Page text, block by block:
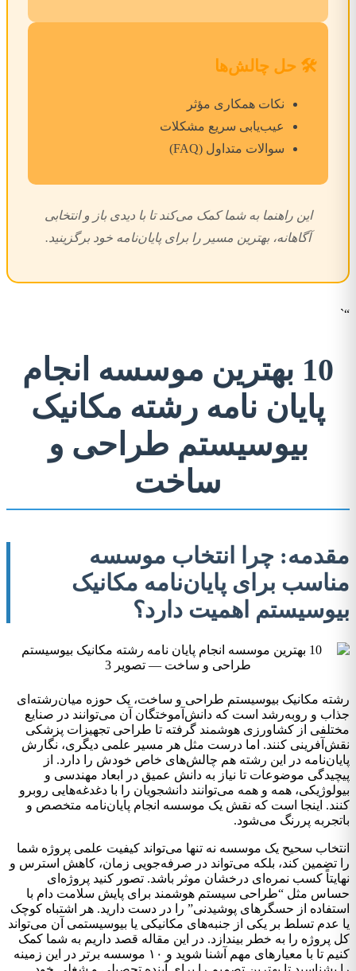
🛠️ حل چالش‌ها
نکات همکاری مؤثر
عیب‌یابی سریع مشکلات
سوالات متداول (FAQ)
این راهنما به شما کمک می‌کند تا با دیدی باز و انتخابی
آگاهانه، بهترین مسیر را برای پایان‌نامه خود برگزینید.
“`
10 بهترین موسسه انجام
پایان نامه رشته مکانیک
بیوسیستم طراحی و
ساخت
مقدمه: چرا انتخاب موسسه
مناسب برای پایان‌نامه مکانیک
بیوسیستم اهمیت دارد؟
رشته مکانیک بیوسیستم طراحی و ساخت، یک حوزه میان‌رشته‌ای
جذاب و روبه‌رشد است که دانش‌آموختگان آن می‌توانند در صنایع
مختلفی از کشاورزی هوشمند گرفته تا طراحی تجهیزات پزشکی
نقش‌آفرینی کنند. اما درست مثل هر مسیر علمی دیگری، نگارش
پایان‌نامه در این رشته هم چالش‌های خاص خودش را دارد. از
پیچیدگی موضوعات تا نیاز به دانش عمیق در ابعاد مهندسی و
بیولوژیکی، همه و همه می‌توانند دانشجویان را با دغدغه‌هایی روبرو
کنند. اینجا است که نقش یک موسسه انجام پایان‌نامه متخصص و
باتجربه پررنگ می‌شود.
انتخاب سحیح یک موسسه نه تنها می‌تواند کیفیت علمی پروژه شما
را تضمین کند، بلکه می‌تواند در صرفه‌جویی زمان، کاهش استرس و
نهایتاً کسب نمره‌ای درخشان موثر باشد. تصور کنید پروژه‌ای
حساس مثل “طراحی سیستم هوشمند برای پایش سلامت دام با
استفاده از حسگرهای پوشیدنی” را در دست دارید. هر اشتباه کوچک
یا عدم تسلط بر یکی از جنبه‌های مکانیکی یا بیوسیستمی آن می‌تواند
کل پروژه را به خطر بیندازد. در این مقاله قصد داریم به شما کمک
کنیم تا با معیارهای مهم آشنا شوید و ۱۰ موسسه برتر در این زمینه